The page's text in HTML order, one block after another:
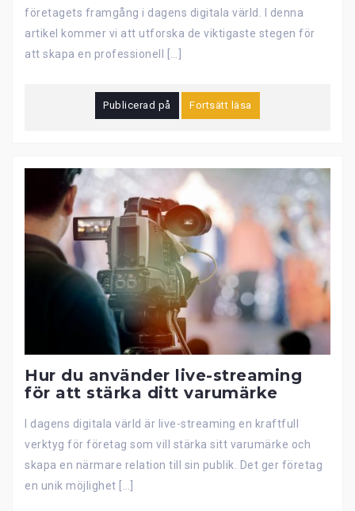
företagets framgång i dagens digitala värld. I denna
artikel kommer vi att utforska de viktigaste stegen för
att skapa en professionell […]
Publicerad på Fortsätt läsa
Hur du använder live-streaming
för att stärka ditt varumärke
I dagens digitala värld är live-streaming en kraftfull
verktyg för företag som vill stärka sitt varumärke och
skapa en närmare relation till sin publik. Det ger företag
en unik möjlighet […]